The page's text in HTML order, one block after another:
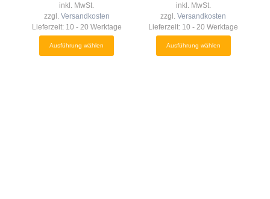
inkl. MwSt.
zzgl. Versandkosten
Lieferzeit: 10 - 20 Werktage
Ausführung wählen
Optionen
können
auf
der
inkl. MwSt.
zzgl.Versandkosten
Lieferzeit: 10 - 20 Werktage
Ausführung wählen
Optionen
können
auf
der